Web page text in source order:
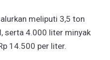
meliputi 3,5 ton
serta 4.000 liter minyak
14.500 per liter.